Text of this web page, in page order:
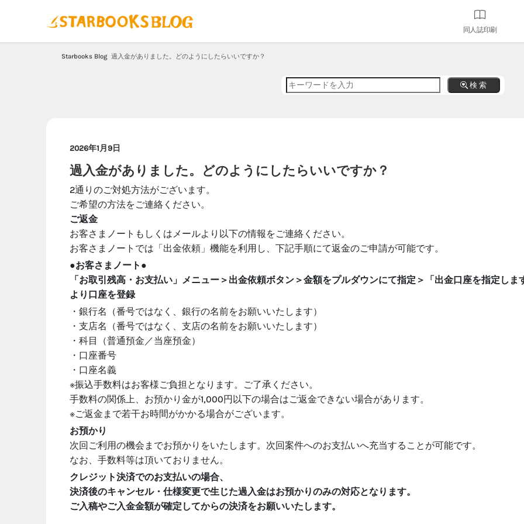
同人誌印刷
検 索
Starbooks Blog 過入金がありました。どのようにしたらいいですか？
2026年1月9日
過入金がありました。どのようにしたらいいですか？
2通りのご対処方法がございます。
ご希望の方法をご連絡ください。
ご返金
お客さまノートもしくはメールより以下の情報をご連絡ください。
お客さまノートでは「出金依頼」機能を利用し、下記手順にて返金のご申請が可能です。
●お客さまノート●
「お取引残高・お支払い」メニュー＞出金依頼ボタン＞金額をプルダウンにて指定＞「出金口座を指定しま
より口座を登録
・銀行名（番号ではなく、銀行の名前をお願いいたします）
・支店名（番号ではなく、支店の名前をお願いいたします）
・科目（普通預金／当座預金）
・口座番号
・口座名義
※振込手数料はお客様ご負担となります。ご了承ください。
手数料の関係上、お預かり金が1,000円以下の場合はご返金できない場合があります。
※ご返金まで若干お時間がかかる場合がございます。
お預かり
次回ご利用の機会までお預かりをいたします。次回案件へのお支払いへ充当することが可能です。
なお、手数料等は頂いておりません。
クレジット決済でのお支払いの場合、
決済後のキャンセル・仕様変更で生じた過入金はお預かりのみの対応となります。
ご入稿やご入金金額が確定してからの決済をお願いいたします。